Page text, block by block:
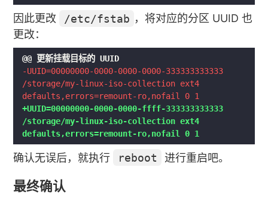
因此更改 /etc/fstab ，将对应的分区 UUID 也
更改：
@@ 更新挂载目标的 UUID
-UUID=00000000-0000-0000-0000-333333333333
/storage/my-linux-iso-collection ext4
+UUID=00000000-0000-0000-ffff-333333333333
/storage/my-linux-iso-collection ext4
确认无误后，就执行 reboot 进行重启吧。
最终确认